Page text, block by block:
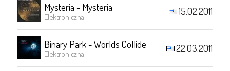
Mysteria - Mysteria
Elektroniczna 15.02.2011
Binary Park - Worlds Collide
Elektroniczna 22.03.2011